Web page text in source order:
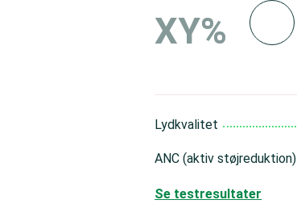
XY%
Lydkvalitet
ANC (aktiv støjreduktion)
Se testresultater